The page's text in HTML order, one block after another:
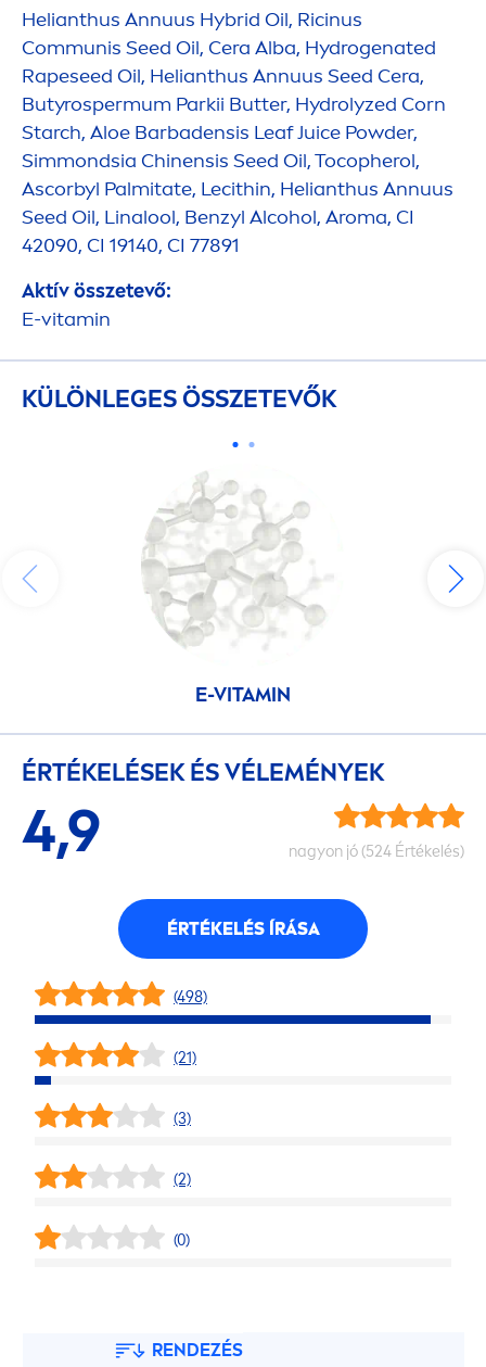
Helianthus Annuus Hybrid Oil, Ricinus
Communis Seed Oil, Cera Alba, Hydrogenated
Rapeseed Oil, Helianthus Annuus Seed Cera,
Butyrospermum Parkii Butter, Hydrolyzed Corn
Starch, Aloe Barbadensis Leaf Juice Powder,
Simmondsia Chinensis Seed Oil, Tocopherol,
Ascorbyl Palmitate, Lecithin, Helianthus Annuus
Seed Oil, Linalool, Benzyl Alcohol, Aroma, CI
42090, CI 19140, CI 77891
Aktív összetevő:
E-vitamin
KÜLÖNLEGES ÖSSZETEVŐK
E-VITAMIN
ÉRTÉKELÉSEK ÉS VÉLEMÉNYEK
4,9 nagyon jó (524 Értékelés)
ÉRTÉKELÉS ÍRÁSA
(498)
(21)
(3)
(2)
(0)
RENDEZÉS